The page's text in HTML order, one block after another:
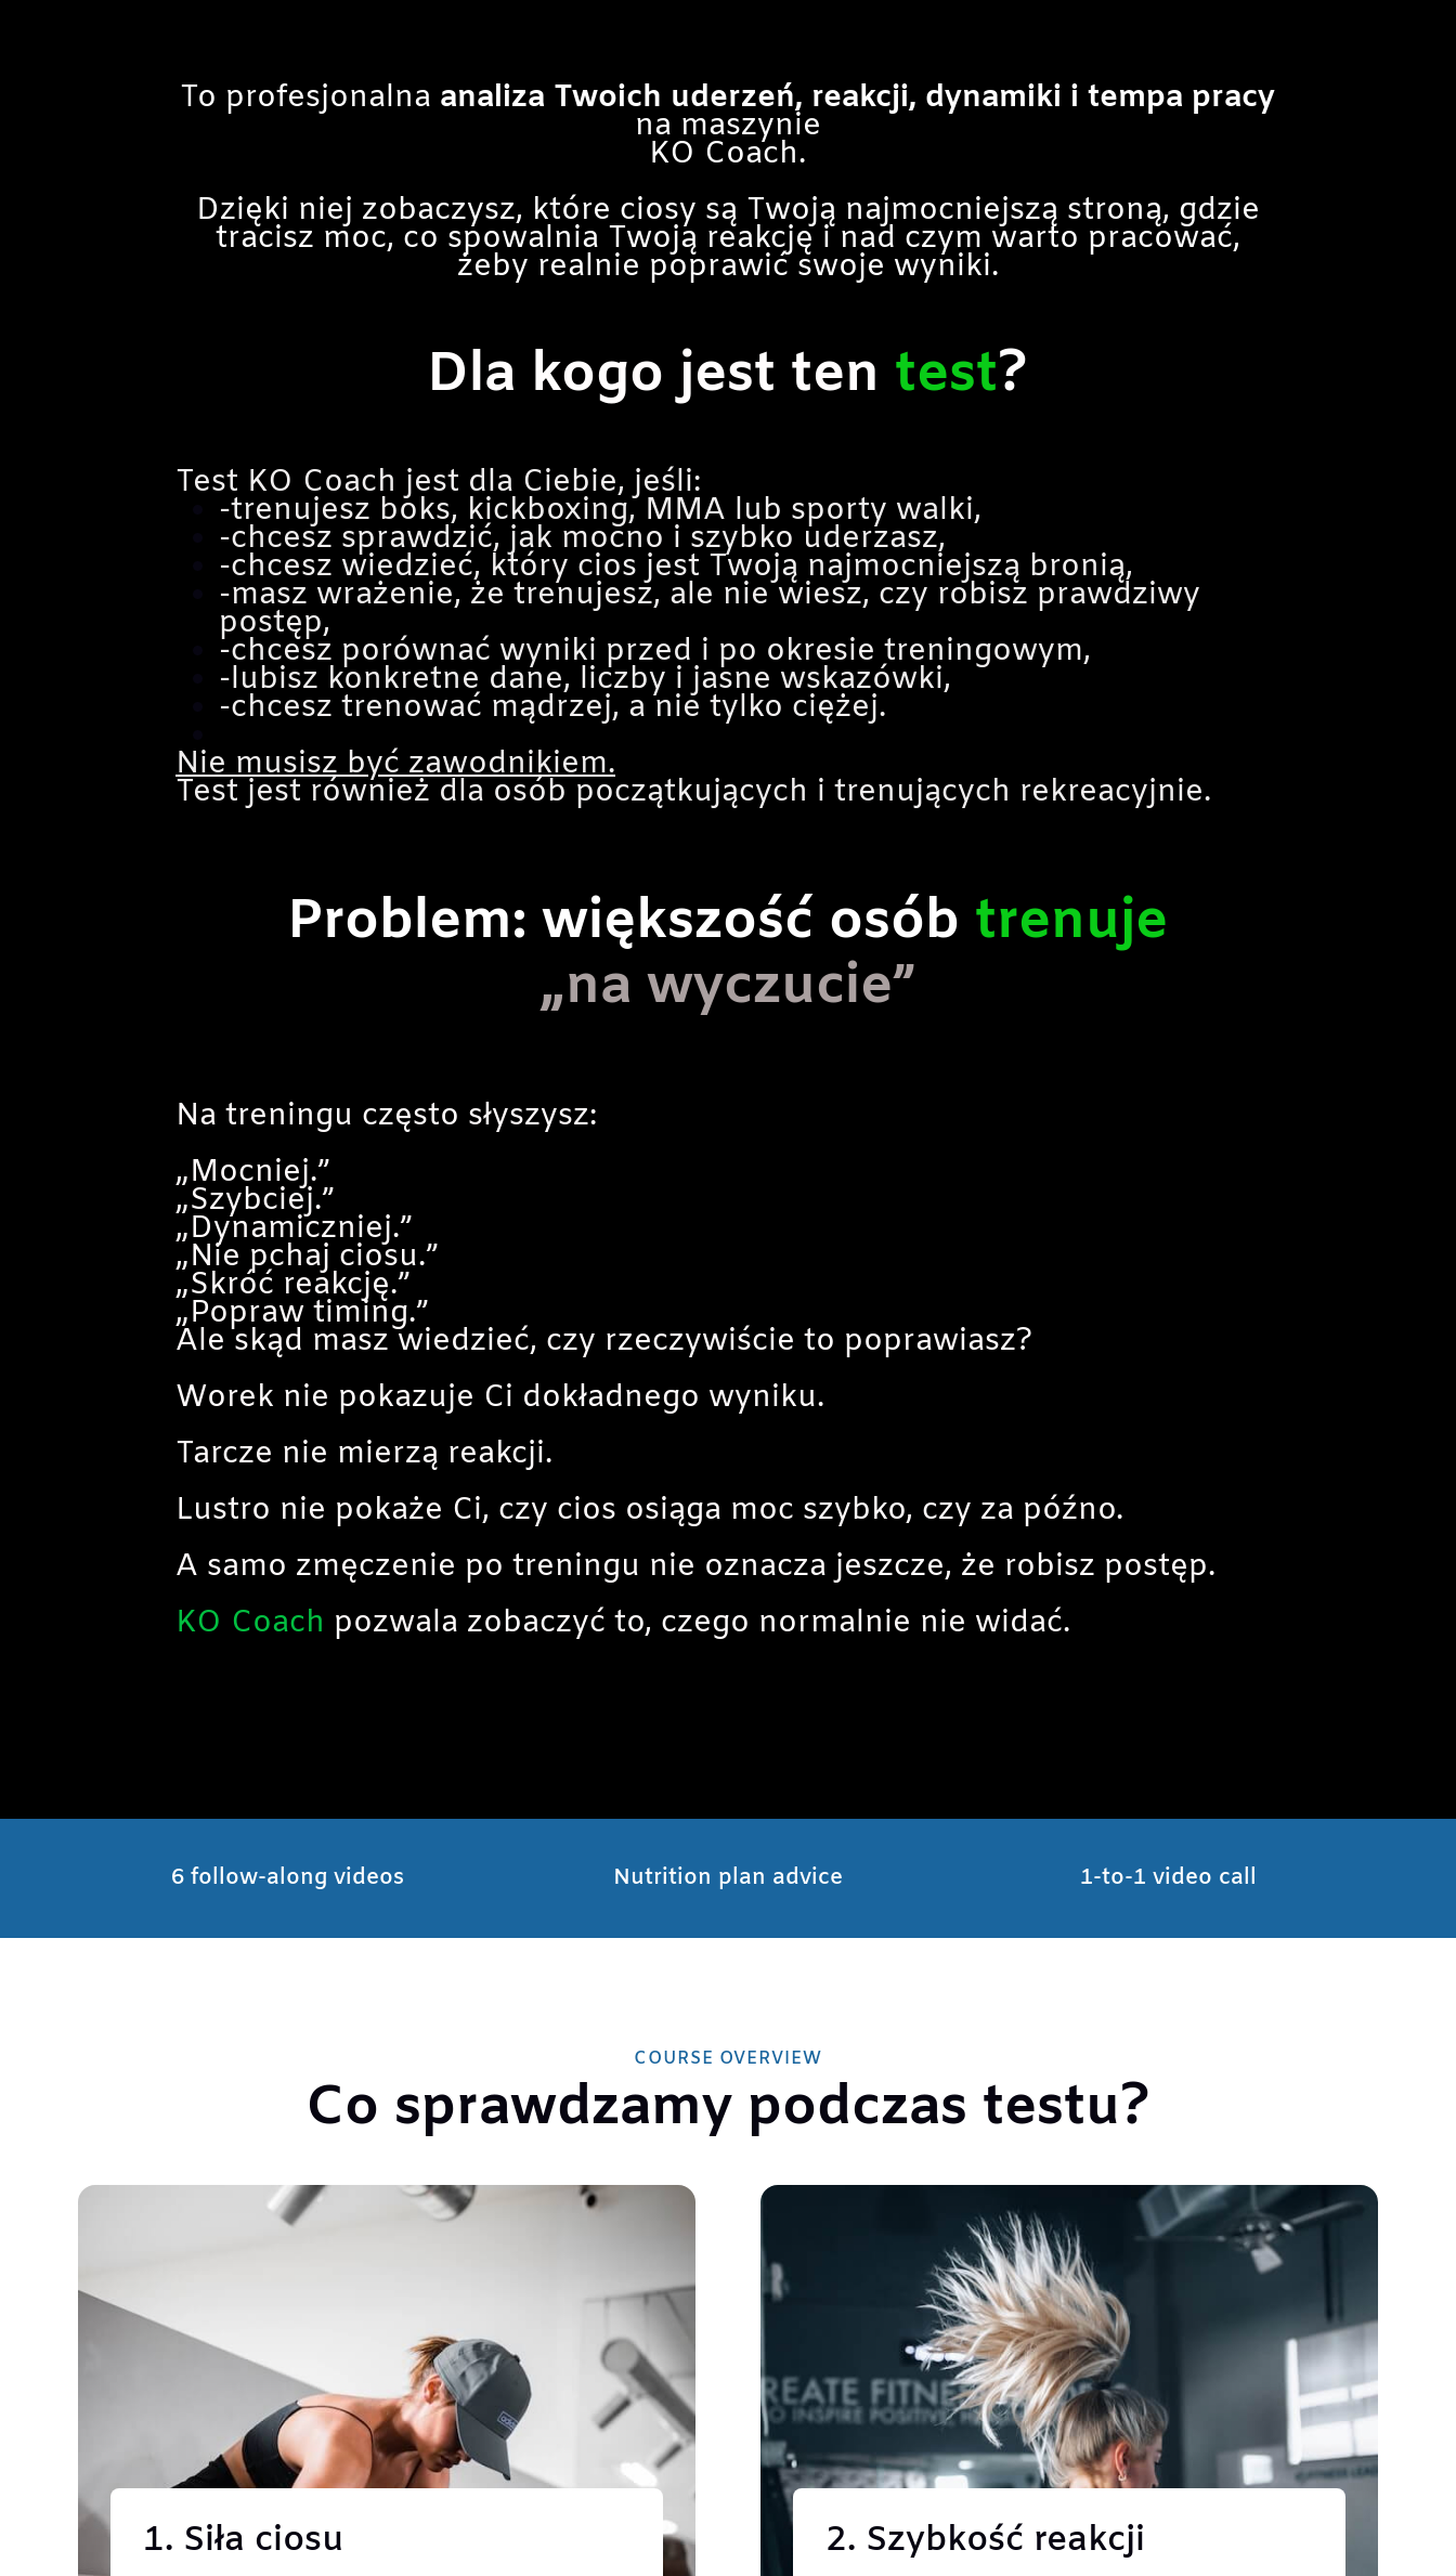
To profesjonalna analiza Twoich uderzeń, reakcji, dynamiki i tempa pracy
na maszynie
KO Coach.
Dzięki niej zobaczysz, które ciosy są Twoją najmocniejszą stroną, gdzie
tracisz moc, co spowalnia Twoją reakcję i nad czym warto pracować,
żeby realnie poprawić swoje wyniki.
Dla kogo jest ten test?
Test KO Coach jest dla Ciebie, jeśli:
-trenujesz boks, kickboxing, MMA lub sporty walki,
-chcesz sprawdzić, jak mocno i szybko uderzasz,
-chcesz wiedzieć, który cios jest Twoją najmocniejszą bronią,
-masz wrażenie, że trenujesz, ale nie wiesz, czy robisz prawdziwy
postęp,
-chcesz porównać wyniki przed i po okresie treningowym,
-lubisz konkretne dane, liczby i jasne wskazówki,
-chcesz trenować mądrzej, a nie tylko ciężej.
Nie musisz być zawodnikiem.
Test jest również dla osób początkujących i trenujących rekreacyjnie.
Problem: większość osób trenuje
„na wyczucie”
Na treningu często słyszysz:
„Mocniej.”
„Szybciej.”
„Dynamiczniej.”
„Nie pchaj ciosu.”
„Skróć reakcję.”
„Popraw timing.”
Ale skąd masz wiedzieć, czy rzeczywiście to poprawiasz?
Worek nie pokazuje Ci dokładnego wyniku.
Tarcze nie mierzą reakcji.
Lustro nie pokaże Ci, czy cios osiąga moc szybko, czy za późno.
A samo zmęczenie po treningu nie oznacza jeszcze, że robisz postęp.
KO Coach pozwala zobaczyć to, czego normalnie nie widać.
6 follow-along videos Nutrition plan advice 1-to-1 video call
COURSE OVERVIEW
Co sprawdzamy podczas testu?
1. Siła ciosu 2. Szybkość reakcji